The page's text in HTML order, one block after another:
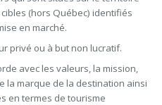
(hors Québec) identifiés
en marché.
privé ou à but non lucratif.
avec les valeurs, la mission,
la marque de la destination ainsi
en termes de tourisme